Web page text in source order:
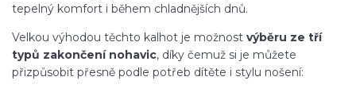
tepelný komfort i během chladnějších dnů.
Velkou výhodou těchto kalhot je možnost výběru ze tří
typů zakončení nohavic, díky čemuž si je můžete
přizpůsobit přesně podle potřeb dítěte i stylu nošení: